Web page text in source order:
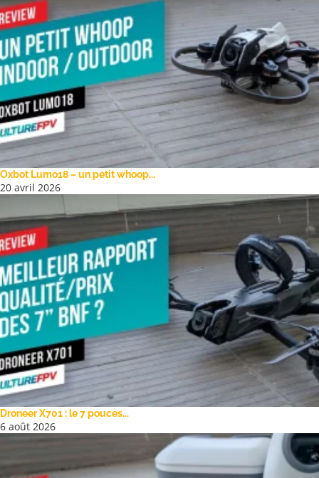
Oxbot Lumo18 – un petit whoop...
20 avril 2026
Droneer X701 : le 7 pouces...
6 août 2026